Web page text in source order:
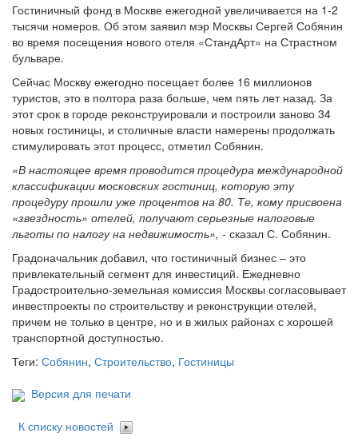
Гостиничный фонд в Москве ежегодной увеличивается на 1-2
тысячи номеров. Об этом заявил мэр Москвы Сергей Собянин
во время посещения нового отеля «СтандАрт» на Страстном
бульваре.
Сейчас Москву ежегодно посещает более 16 миллионов
туристов, это в полтора раза больше, чем пять лет назад. За
этот срок в городе реконструировали и построили заново 34
новых гостиницы, и столичные власти намерены продолжать
стимулировать этот процесс, отметил Собянин.
«В настоящее время проводится процедура международной
классификации московских гостиниц, которую эту
процедуру прошли уже процентов на 80. Те, кому присвоена
«звездность» отелей, получают серьезные налоговые
льготы по налогу на недвижимость», - сказал С. Собянин.
Градоначальник добавил, что гостиничный бизнес – это
привлекательный сегмент для инвестиций. Ежедневно
Градостроительно-земельная комиссия Москвы согласовывает
инвестпроекты по строительству и реконструкции отелей,
причем не только в центре, но и в жилых районах с хорошей
транспортной доступностью.
Теги: Собянин, Строительство, Гостиницы
Версия для печати
К списку новостей